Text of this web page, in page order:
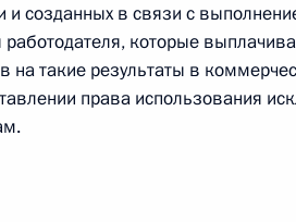
с членами Правительства
созданных в связи с
которые
такие результаты в
права использования